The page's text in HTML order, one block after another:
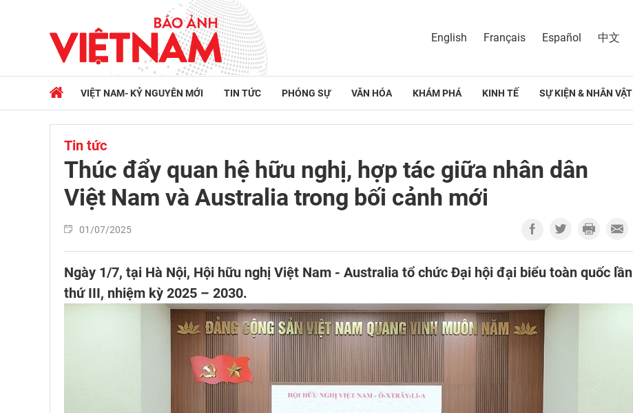
English Français Español 中文
VIỆT NAM- KỶ NGUYÊN MỚI TIN TỨC PHÓNG SỰ VĂN HÓA KHÁM PHÁ KINH TẾ SỰ KIỆN & NHÂN VẬT
Tin tức
Thúc đẩy quan hệ hữu nghị, hợp tác giữa nhân dân
Việt Nam và Australia trong bối cảnh mới
01/07/2025
Ngày 1/7, tại Hà Nội, Hội hữu nghị Việt Nam - Australia tổ chức Đại hội đại biểu toàn quốc lần
thứ III, nhiệm kỳ 2025 – 2030.